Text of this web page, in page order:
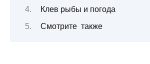
Клев рыбы и погода
Смотрите также